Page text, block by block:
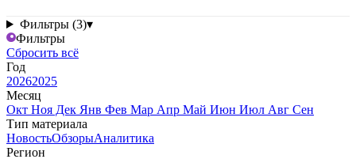
Фильтры (3)▾
Фильтры
Сбросить всё
Год
20262025
Месяц
Окт Ноя Дек Янв Фев Мар Апр Май Июн Июл Авг Сен
Тип материала
НовостьОбзорыАналитика
Регион